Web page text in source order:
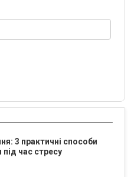
3 практичні способи
час стресу